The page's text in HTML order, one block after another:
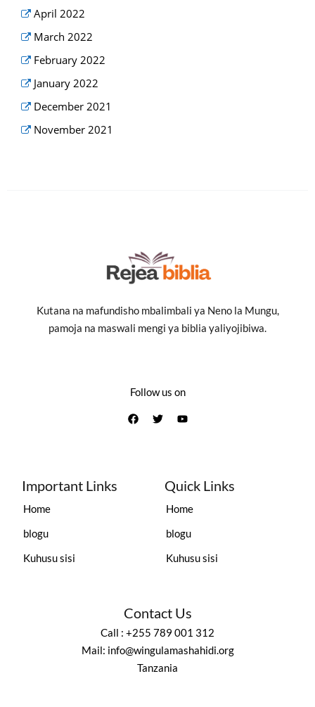
April 2022
March 2022
February 2022
January 2022
December 2021
November 2021
Kutana na mafundisho mbalimbali ya Neno la Mungu,
pamoja na maswali mengi ya biblia yaliyojibiwa.
Follow us on
Important Links
Home
blogu
Kuhusu sisi
Quick Links
Home
blogu
Kuhusu sisi
Contact Us
Call : +255 789 001 312
Mail: info@wingulamashahidi.org
Tanzania